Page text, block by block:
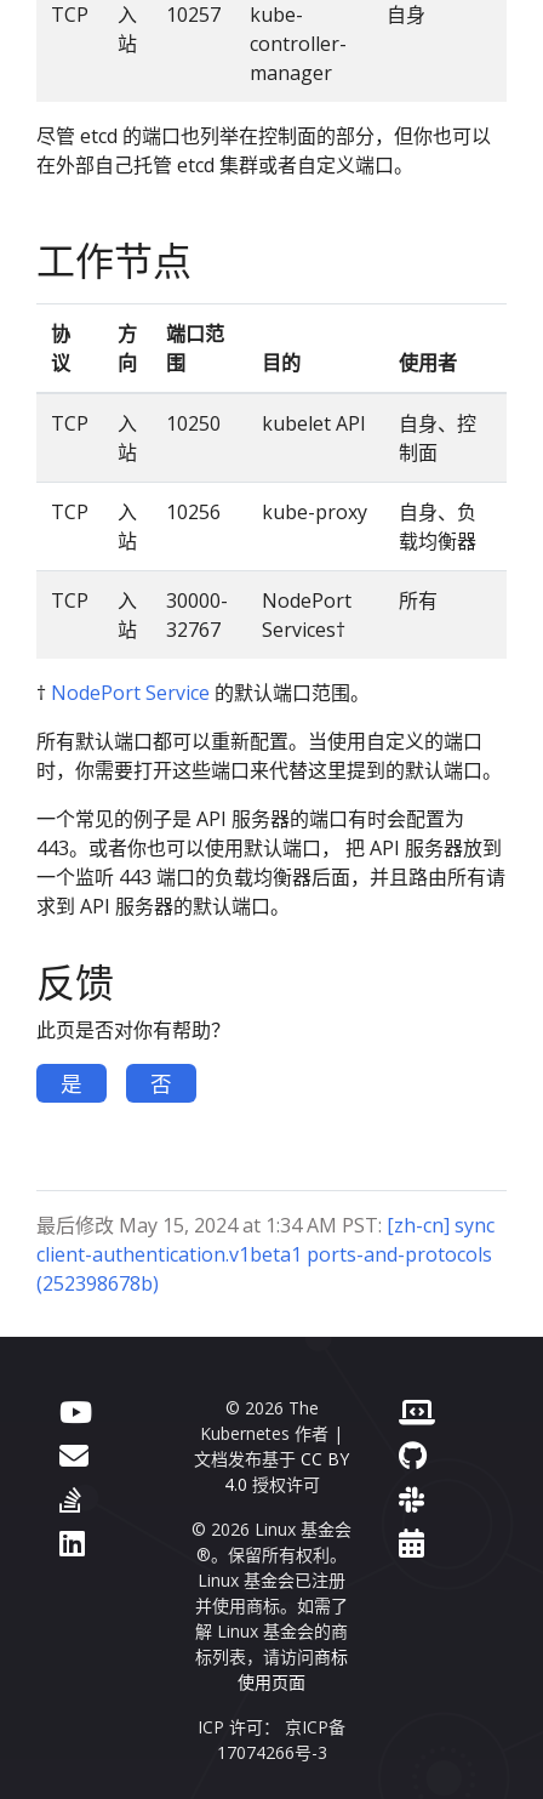
TCP
入
站
10257
kube-
controller-
manager
自身
尽管 etcd 的端口也列举在控制面的部分，但你也可以
在外部自己托管 etcd 集群或者自定义端口。
工作节点
协
议
方
向
端口范
围
目的 使用者
TCP
入
站
10250 kubelet API
自身、控
制面
TCP
入
站
10256 kube-proxy
自身、负
载均衡器
TCP
入
站
30000-
32767
NodePort
Services†
所有
† NodePort Service 的默认端口范围。
所有默认端口都可以重新配置。当使用自定义的端口
时，你需要打开这些端口来代替这里提到的默认端口。
一个常见的例子是 API 服务器的端口有时会配置为
443。或者你也可以使用默认端口， 把 API 服务器放到
一个监听 443 端口的负载均衡器后面，并且路由所有请
求到 API 服务器的默认端口。
反馈
此页是否对你有帮助？
是 否
最后修改 May 15, 2024 at 1:34 AM PST: [zh-cn] sync
client-authentication.v1beta1 ports-and-protocols
(252398678b)
© 2026 The
Kubernetes 作者 |
文档发布基于 CC BY
4.0 授权许可
© 2026 Linux 基金会
®。保留所有权利。
Linux 基金会已注册
并使用商标。如需了
解 Linux 基金会的商
标列表，请访问商标
使用页面
ICP 许可： 京ICP备
17074266号-3